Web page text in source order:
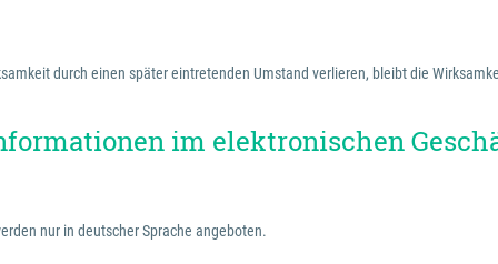
durch einen später eintretenden Umstand verlieren, bleibt die
im elektronischen
nur in deutscher Sprache angeboten.